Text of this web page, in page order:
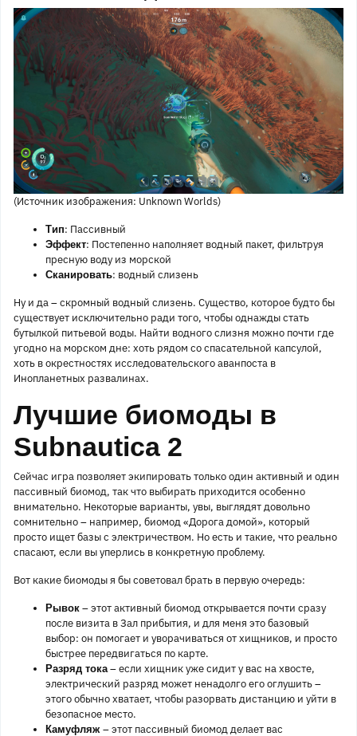
(Источник изображения: Unknown Worlds)
Тип: Пассивный
Эффект: Постепенно наполняет водный пакет, фильтруя
пресную воду из морской
Сканировать: водный слизень
Ну и да – скромный водный слизень. Существо, которое будто бы
существует исключительно ради того, чтобы однажды стать
бутылкой питьевой воды. Найти водного слизня можно почти где
угодно на морском дне: хоть рядом со спасательной капсулой,
хоть в окрестностях исследовательского аванпоста в
Инопланетных развалинах.
Лучшие биомоды в
Subnautica 2
Сейчас игра позволяет экипировать только один активный и один
пассивный биомод, так что выбирать приходится особенно
внимательно. Некоторые варианты, увы, выглядят довольно
сомнительно – например, биомод «Дорога домой», который
просто ищет базы с электричеством. Но есть и такие, что реально
спасают, если вы уперлись в конкретную проблему.
Вот какие биомоды я бы советовал брать в первую очередь:
Рывок – этот активный биомод открывается почти сразу
после визита в Зал прибытия, и для меня это базовый
выбор: он помогает и уворачиваться от хищников, и просто
быстрее передвигаться по карте.
Разряд тока– если хищник уже сидит у вас на хвосте,
электрический разряд может ненадолго его оглушить –
этого обычно хватает, чтобы разорвать дистанцию и уйти в
безопасное место.
Камуфляж – этот пассивный биомод делает вас